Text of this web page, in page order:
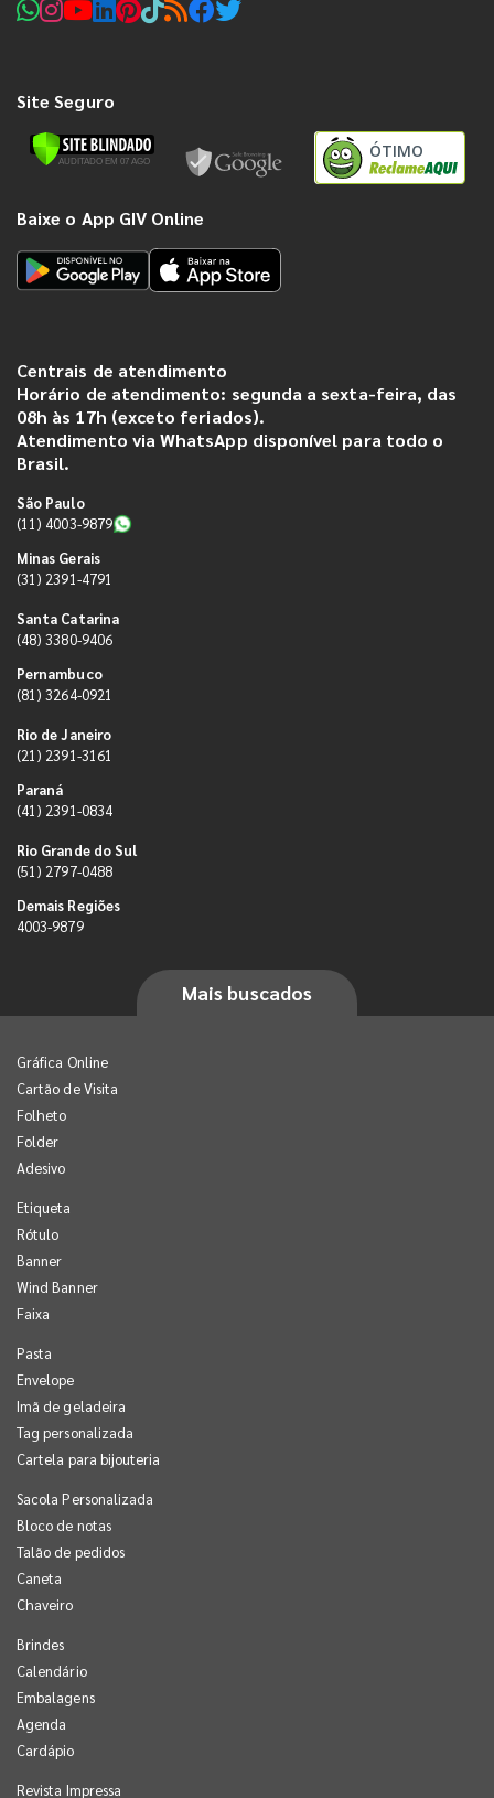
Site Seguro
ÓTIMO
Baixe o App GIV Online
Centrais de atendimento
Horário de atendimento: segunda a sexta-feira, das
08h às 17h (exceto feriados).
Atendimento via WhatsApp disponível para todo o
Brasil.
São Paulo
(11) 4003-9879
Minas Gerais
(31) 2391-4791
Santa Catarina
(48) 3380-9406
Pernambuco
(81) 3264-0921
Rio de Janeiro
(21) 2391-3161
Paraná
(41) 2391-0834
Rio Grande do Sul
(51) 2797-0488
Demais Regiões
4003-9879
Mais buscados
Gráfica Online
Cartão de Visita
Folheto
Folder
Adesivo
Etiqueta
Rótulo
Banner
Wind Banner
Faixa
Pasta
Envelope
Imã de geladeira
Tag personalizada
Cartela para bijouteria
Sacola Personalizada
Bloco de notas
Talão de pedidos
Caneta
Chaveiro
Brindes
Calendário
Embalagens
Agenda
Cardápio
Revista Impressa